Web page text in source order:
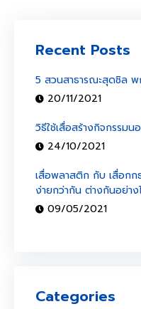
Recent Posts
5 สวนสาธารณะสุดชิล พ
20/11/2021
วิธีใช้เสื่อสร้างกิจกรรมน
24/10/2021
เสื่อพลาสติก กับ เสื่อกก
ง่ายกว่ากัน ต่างกันอย่าง
09/05/2021
Categories